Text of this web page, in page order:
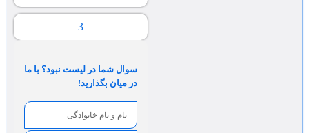
3
سوال شما در لیست نبود؟ با ما
در میان بگذارید!